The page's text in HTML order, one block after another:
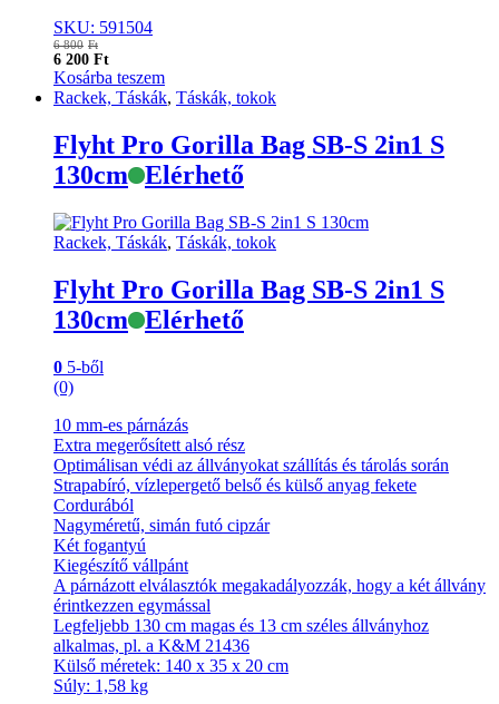
SKU: 591504
6 800 Ft
6 200 Ft
Kosárba teszem
Rackek, Táskák, Táskák, tokok
Flyht Pro Gorilla Bag SB-S 2in1 S
130cm
Elérhető
Rackek, Táskák, Táskák, tokok
Flyht Pro Gorilla Bag SB-S 2in1 S
130cm
Elérhető
0 5-ből
(0)
10 mm-es párnázás
Extra megerősített alsó rész
Optimálisan védi az állványokat szállítás és tárolás során
Strapabíró, vízlepergető belső és külső anyag fekete
Cordurából
Nagyméretű, simán futó cipzár
Két fogantyú
Kiegészítő vállpánt
A párnázott elválasztók megakadályozzák, hogy a két állvány
érintkezzen egymással
Legfeljebb 130 cm magas és 13 cm széles állványhoz
alkalmas, pl. a K&M 21436
Külső méretek: 140 x 35 x 20 cm
Súly: 1,58 kg